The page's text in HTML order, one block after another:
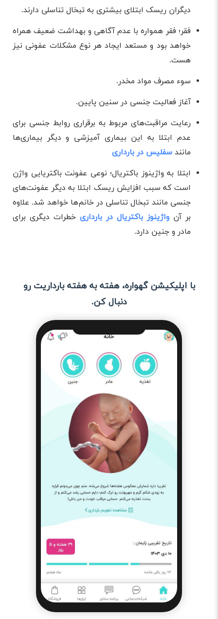
دیگران ریسک ابتلای بیشتری به تبخال تناسلی دارند.
فقر؛ فقر همواره با عدم آگاهی و بهداشت ضعیف همراه
خواهد بود و مستعد ایجاد هر نوع مشکلات عفونی نیز
هست.
سوء مصرف مواد مخدر.
آغاز فعالیت جنسی در سنین پایین.
رعایت مراقبت‌های مربوط به برقراری روابط جنسی برای
عدم ابتلا به این بیماری آمیزشی و دیگر بیماری‌ها
مانندسفلیس در بارداری
ابتلا به واژینوز باکتریال؛ نوعی عفونت باکتریایی واژن
است که سبب افزایش ریسک ابتلا به دیگر عفونت‌های
جنسی مانند تبخال تناسلی در خانم‌ها خواهد شد. علاوه
بر آنواژینوز باکتریال در بارداریخطرات دیگری برای
مادر و جنین دارد.
با اپلیکیشن گهواره، هفته به هفته بارداریت رو
دنبال کن.